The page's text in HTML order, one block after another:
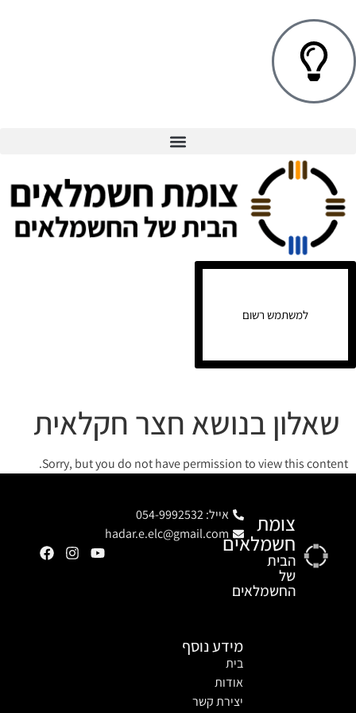
למשתמש רשום
שאלון בנושא חצר חקלאית
Sorry, but you do not have permission to view this content.
צומת
חשמלאים
הבית
של
החשמלאים
אייל: 054-9992532
hadar.e.elc@gmail.com
מידע נוסף
בית
אודות
יצירת קשר